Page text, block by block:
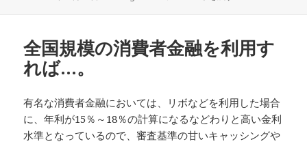
全国規模の消費者金融を利用す
れば…。
有名な消費者金融においては、リボなどを利用した場合
に、年利が15％～18％の計算になるなどわりと高い金利
水準となっているので、審査基準の甘いキャッシングや